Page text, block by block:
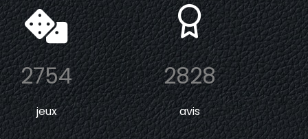
2754
jeux
2828
avis